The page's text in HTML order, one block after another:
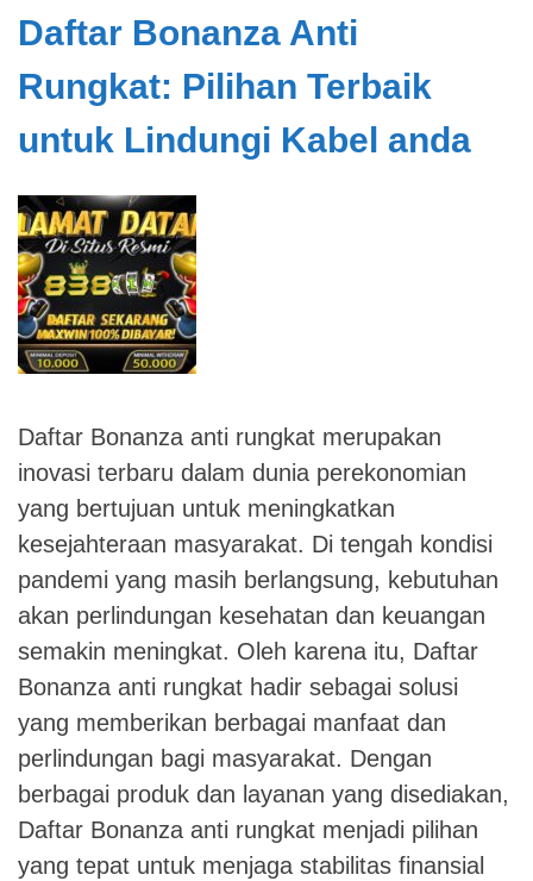
Bonanza
Populer:
dan
Terbaik!
Daftar Bonanza Anti
Rungkat: Pilihan Terbaik
untuk Lindungi Kabel anda
Daftar Bonanza anti rungkat merupakan
inovasi terbaru dalam dunia perekonomian
yang bertujuan untuk meningkatkan
kesejahteraan masyarakat. Di tengah kondisi
pandemi yang masih berlangsung, kebutuhan
akan perlindungan kesehatan dan keuangan
semakin meningkat. Oleh karena itu, Daftar
Bonanza anti rungkat hadir sebagai solusi
yang memberikan berbagai manfaat dan
perlindungan bagi masyarakat. Dengan
berbagai produk dan layanan yang disediakan,
Daftar Bonanza anti rungkat menjadi pilihan
yang tepat untuk menjaga stabilitas finansial